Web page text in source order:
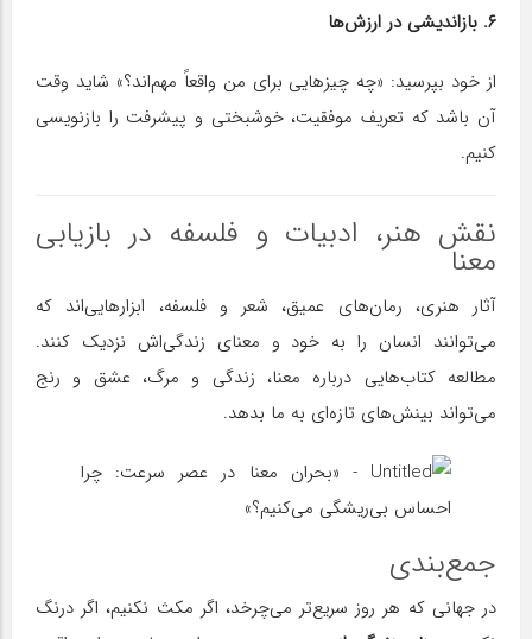
۶. بازاندیشی در ارزش‌ها
از خود بپرسید: «چه چیزهایی برای من واقعاً مهم‌اند؟» شاید وقت
آن باشد که تعریف موفقیت، خوشبختی و پیشرفت را بازنویسی
کنیم.
نقش هنر، ادبیات و فلسفه در بازیابی
معنا
آثار هنری، رمان‌های عمیق، شعر و فلسفه، ابزارهایی‌اند که
می‌توانند انسان را به خود و معنای زندگی‌اش نزدیک کنند.
مطالعه کتاب‌هایی درباره معنا، زندگی و مرگ، عشق و رنج
می‌تواند بینش‌های تازه‌ای به ما بدهد.
جمع‌بندی
در جهانی که هر روز سریع‌تر می‌چرخد، اگر مکث نکنیم، اگر درنگ